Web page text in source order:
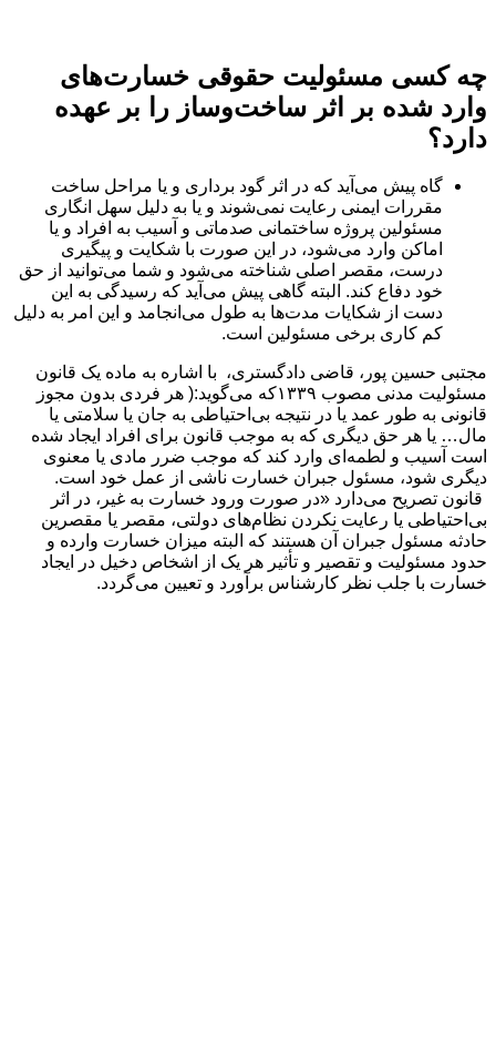
چه کسی مسئولیت حقوقی خسارت‌های
وارد شده بر اثر ساخت‌وساز را بر عهده
دارد؟
گاه پیش می‌آید که در اثر گود برداری و یا مراحل ساخت
مقررات ایمنی رعایت نمی‌شوند و یا به دلیل سهل انگاری
مسئولین پروژه ساختمانی صدماتی و آسیب به افراد و یا
اماکن وارد می‌شود، در این صورت با شکایت و پیگیری
درست، مقصر اصلی شناخته می‌شود و شما می‌توانید از حق
خود دفاع کند. البته گاهی پیش می‌آید که رسیدگی به این
دست از شکایات مدت‌ها به طول می‌انجامد و این امر به دلیل
کم کاری برخی مسئولین است.
مجتبی حسين پور، قاضی دادگستری، با اشاره به ماده يک قانون
مسئوليت مدنی مصوب ۱۳۳۹که می‌گوید:( هر فردی بدون مجوز
قانونی به طور عمد يا در نتيجه بی‌احتياطی به جان يا سلامتی يا
مال… يا هر حق ديگری که به موجب قانون برای افراد ايجاد شده
است آسیب و لطمه‌ای وارد کند که موجب ضرر مادی يا معنوی
ديگری شود، مسئول جبران خسارت ناشی از عمل خود است.
قانون تصريح می‌دارد «در صورت ورود خسارت به غير، در اثر
بی‌احتياطی يا رعايت نکردن نظام‌های دولتی، مقصر يا مقصرين
حادثه مسئول جبران آن هستند که البته ميزان خسارت وارده و
حدود مسئوليت و تقصير و تأثیر هر يک از اشخاص دخيل در ايجاد
خسارت با جلب نظر کارشناس برآورد و تعيين می‌گردد.